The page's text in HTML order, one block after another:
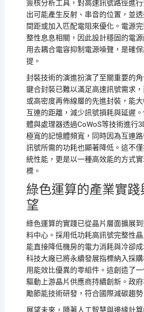
簽核分析工具，對高速訊號路徑進
出可能產生反射、串音的位置，並透
間距或加入匹配電阻來優化。電源
整性息息相關，因此設計穩固的電
用去耦合電容抑制電源噪聲，是確
提。
封裝技術的演進扮演了至關重要的
鍵合封裝已難以滿足高速訊號需求
或高密度再佈線層的先進封裝，能
互連的距離，減少訊號損耗與延遲
體與處理器透過CoWoS等技術進行
極寬的記憶體頻寬，同時因為互連
訊號所需的功耗也顯著降低。這不
統性能，更是以一種高效能的方式
標。
綠色運算的產業實踐
望
綠色運算的實踐已從晶片層面擴展
料中心。採用低功耗高訊號完整性晶
能直接降低機房的電力消耗與冷卻
科技大廠已將永續發展指標納入採
用能效比優異的零組件。這創造了一
驅動上游晶片供應商持續創新。政
勵節能技術研發，符合國際減碳趨勢
展望未來，隨著人工智慧與邊緣計